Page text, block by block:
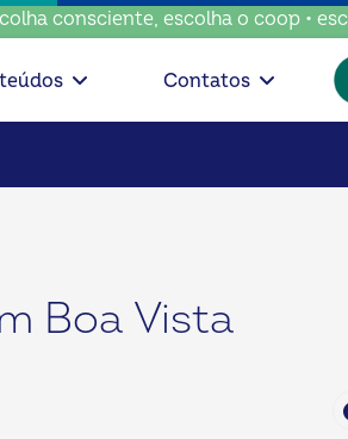
consciente, escolha o coop •
Contatos
Boa Vista